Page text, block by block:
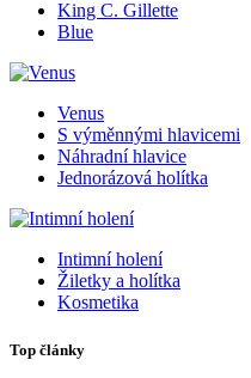
King C. Gillette
Blue
Venus
S výměnnými hlavicemi
Náhradní hlavice
Jednorázová holítka
Intimní holení
Žiletky a holítka
Kosmetika
Top články